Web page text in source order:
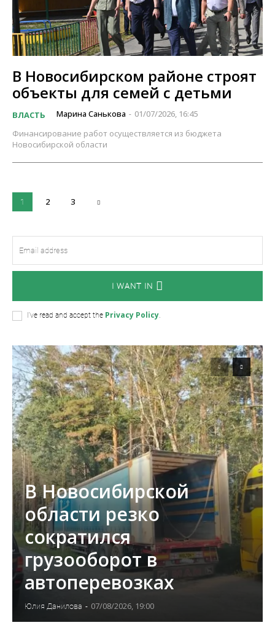
В Новосибирском районе строят
объекты для семей с детьми
ВЛАСТЬ Марина Санькова - 01/07/2026, 16:45
Финансирование работ осуществляется из бюджета
Новосибирской области
1 2 3
I WANT IN
I've read and accept the Privacy Policy.
В Новосибирской
области резко
сократился
грузооборот в
автоперевозках
Юлия Данилова - 07/08/2026, 19:00